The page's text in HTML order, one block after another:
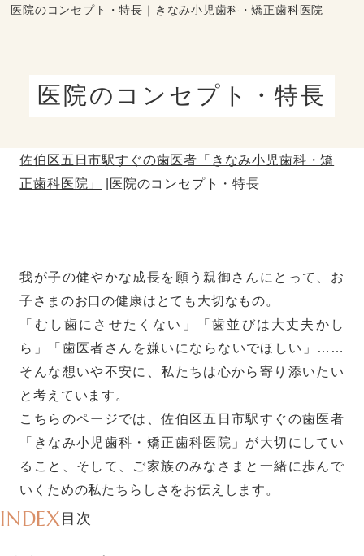
医院のコンセプト・特長｜きなみ小児歯科・矯正歯科医院
医院のコンセプト・特長
佐伯区五日市駅すぐの歯医者「きなみ小児歯科・矯
正歯科医院」
医院のコンセプト・特長
我が子の健やかな成長を願う親御さんにとって、お
子さまのお口の健康はとても大切なもの。
「むし歯にさせたくない」「歯並びは大丈夫かし
ら」「歯医者さんを嫌いにならないでほしい」……
そんな想いや不安に、私たちは心から寄り添いたい
と考えています。
こちらのページでは、佐伯区五日市駅すぐの歯医者
「きなみ小児歯科・矯正歯科医院」が大切にしてい
ること、そして、ご家族のみなさまと一緒に歩んで
いくための私たちらしさをお伝えします。
INDEX 目次